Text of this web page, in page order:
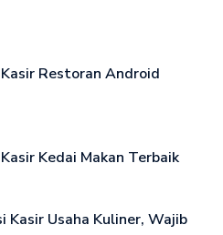
Restoran Android
Kedai Makan Terbaik
Kasir Usaha Kuliner, Wajib